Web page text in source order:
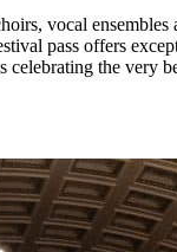
vocal ensembles
pass offers
celebrating the very